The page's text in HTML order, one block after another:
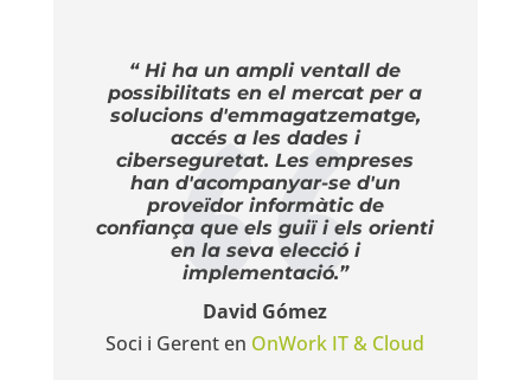
“ Hi ha un ampli ventall de
possibilitats en el mercat per a
solucions d'emmagatzematge,
accés a les dades i
ciberseguretat. Les empreses
han d'acompanyar-se d'un
proveïdor informàtic de
confiança que els guiï i els orienti
en la seva elecció i
implementació.”
David Gómez
Soci i Gerent en OnWork IT & Cloud